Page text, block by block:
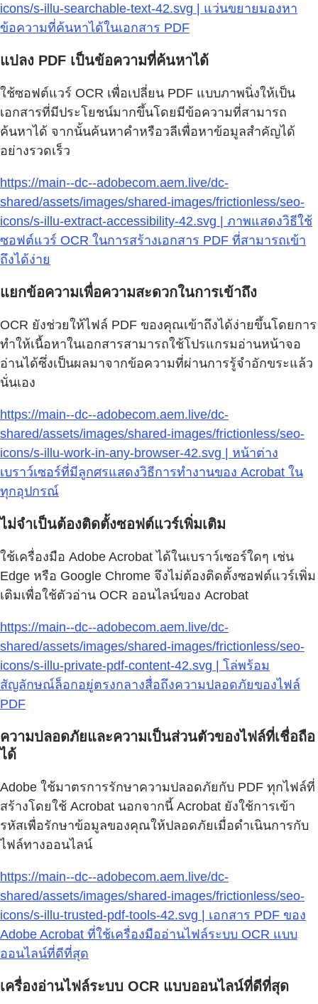
icons/s-illu-searchable-text-42.svg | แว่นขยายมองหา
ข้อความที่ค้นหาได้ในเอกสาร PDF
แปลง PDF เป็นข้อความที่ค้นหาได้
ใช้ซอฟต์แวร์ OCR เพื่อเปลี่ยน PDF แบบภาพนิ่งให้เป็น
เอกสารที่มีประโยชน์มากขึ้นโดยมีข้อความที่สามารถ
ค้นหาได้ จากนั้นค้นหาคำหรือวลีเพื่อหาข้อมูลสำคัญได้
อย่างรวดเร็ว
https://main--dc--adobecom.aem.live/dc-
shared/assets/images/shared-images/frictionless/seo-
icons/s-illu-extract-accessibility-42.svg | ภาพแสดงวิธีใช้
ซอฟต์แวร์ OCR ในการสร้างเอกสาร PDF ที่สามารถเข้า
ถึงได้ง่าย
แยกข้อความเพื่อความสะดวกในการเข้าถึง
OCR ยังช่วยให้ไฟล์ PDF ของคุณเข้าถึงได้ง่ายขึ้นโดยการ
ทำให้เนื้อหาในเอกสารสามารถใช้โปรแกรมอ่านหน้าจอ
อ่านได้ซึ่งเป็นผลมาจากข้อความที่ผ่านการรู้จำอักขระแล้ว
นั่นเอง
https://main--dc--adobecom.aem.live/dc-
shared/assets/images/shared-images/frictionless/seo-
icons/s-illu-work-in-any-browser-42.svg | หน้าต่าง
เบราว์เซอร์ที่มีลูกศรแสดงวิธีการทำงานของ Acrobat ใน
ทุกอุปกรณ์
ไม่จำเป็นต้องติดตั้งซอฟต์แวร์เพิ่มเติม
ใช้เครื่องมือ Adobe Acrobat ได้ในเบราว์เซอร์ใดๆ เช่น
Edge หรือ Google Chrome จึงไม่ต้องติดตั้งซอฟต์แวร์เพิ่ม
เติมเพื่อใช้ตัวอ่าน OCR ออนไลน์ของ Acrobat
https://main--dc--adobecom.aem.live/dc-
shared/assets/images/shared-images/frictionless/seo-
icons/s-illu-private-pdf-content-42.svg | โล่พร้อม
สัญลักษณ์ล็อกอยู่ตรงกลางสื่อถึงความปลอดภัยของไฟล์
PDF
ความปลอดภัยและความเป็นส่วนตัวของไฟล์ที่เชื่อถือ
ได้
Adobe ใช้มาตรการรักษาความปลอดภัยกับ PDF ทุกไฟล์ที่
สร้างโดยใช้ Acrobat นอกจากนี้ Acrobat ยังใช้การเข้า
รหัสเพื่อรักษาข้อมูลของคุณให้ปลอดภัยเมื่อดำเนินการกับ
ไฟล์ทางออนไลน์
https://main--dc--adobecom.aem.live/dc-
shared/assets/images/shared-images/frictionless/seo-
icons/s-illu-trusted-pdf-tools-42.svg | เอกสาร PDF ของ
Adobe Acrobat ที่ใช้เครื่องมืออ่านไฟล์ระบบ OCR แบบ
ออนไลน์ที่ดีที่สุด
เครื่องอ่านไฟล์ระบบ OCR แบบออนไลน์ที่ดีที่สุด